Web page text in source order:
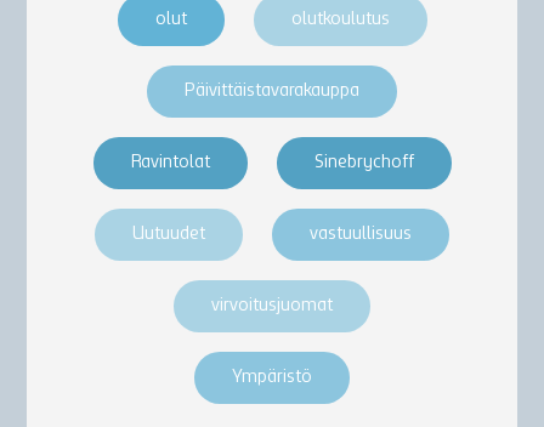
olut olutkoulutus
Päivittäistavarakauppa
Ravintolat Sinebrychoff
Uutuudet vastuullisuus
virvoitusjuomat
Ympäristö